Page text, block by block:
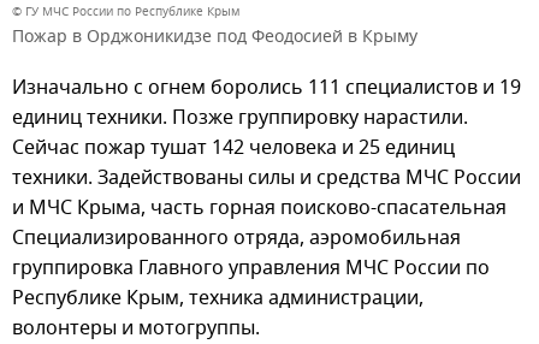
© ГУ МЧС России по Республике Крым
Пожар в Орджоникидзе под Феодосией в Крыму
Изначально с огнем боролись 111 специалистов и 19
единиц техники. Позже группировку нарастили.
Сейчас пожар тушат 142 человека и 25 единиц
техники. Задействованы силы и средства МЧС России
и МЧС Крыма, часть горная поисково-спасательная
Специализированного отряда, аэромобильная
группировка Главного управления МЧС России по
Республике Крым, техника администрации,
волонтеры и мотогруппы.